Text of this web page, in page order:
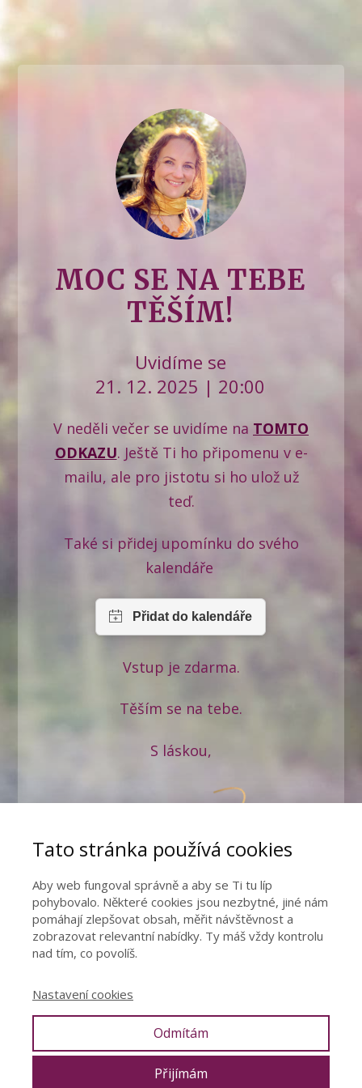
MOC SE NA TEBE
TĚŠÍM!
Uvidíme se
21. 12. 2025 | 20:00
V neděli večer se uvidíme na TOMTO
ODKAZU. Ještě Ti ho připomenu v e-
mailu, ale pro jistotu si ho ulož už
teď.
Také si přidej upomínku do svého
kalendáře
Vstup je zdarma.
Těším se na tebe.
S láskou,
© Denisa Říha Palečková |Ochrana osobních údajů|Obchodní
Tato stránka používá cookies
Aby web fungoval správně a aby se Ti tu líp
pohybovalo. Některé cookies jsou nezbytné, jiné nám
pomáhají zlepšovat obsah, měřit návštěvnost a
zobrazovat relevantní nabídky. Ty máš vždy kontrolu
nad tím, co povolíš.
Nastavení cookies
Odmítám
Přijímám